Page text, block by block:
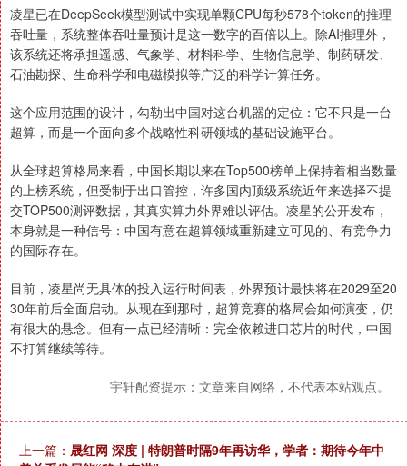
凌星已在DeepSeek模型测试中实现单颗CPU每秒578个token的推理
吞吐量，系统整体吞吐量预计是这一数字的百倍以上。除AI推理外，
该系统还将承担遥感、气象学、材料科学、生物信息学、制药研发、
石油勘探、生命科学和电磁模拟等广泛的科学计算任务。
这个应用范围的设计，勾勒出中国对这台机器的定位：它不只是一台
超算，而是一个面向多个战略性科研领域的基础设施平台。
从全球超算格局来看，中国长期以来在Top500榜单上保持着相当数量
的上榜系统，但受制于出口管控，许多国内顶级系统近年来选择不提
交TOP500测评数据，其真实算力外界难以评估。凌星的公开发布，
本身就是一种信号：中国有意在超算领域重新建立可见的、有竞争力
的国际存在。
目前，凌星尚无具体的投入运行时间表，外界预计最快将在2029至20
30年前后全面启动。从现在到那时，超算竞赛的格局会如何演变，仍
有很大的悬念。但有一点已经清晰：完全依赖进口芯片的时代，中国
不打算继续等待。
宇轩配资提示：文章来自网络，不代表本站观点。
上一篇： 晟红网 深度 | 特朗普时隔9年再访华，学者：期待今年中